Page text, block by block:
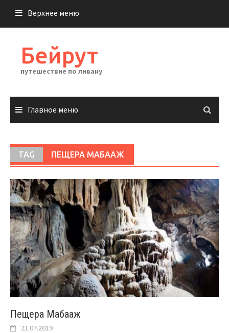
содержимому
Верхнее меню
Бейрут
путешествие по ливану
Главное меню
TAG ПЕЩЕРА МАБААЖ
Пещера Мабааж
21.07.2019